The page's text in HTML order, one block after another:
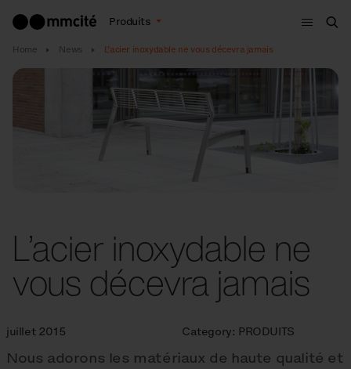
Produits
Menu
Home News L’acier inoxydable ne vous décevra jamais
L’acier inoxydable ne
vous décevra jamais
juillet 2015 Category: PRODUITS
Nous adorons les matériaux de haute qualité et